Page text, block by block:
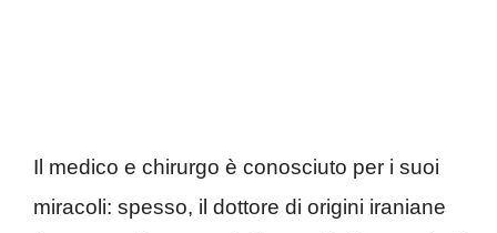
Il medico e chirurgo è conosciuto per i suoi
miracoli: spesso, il dottore di origini iraniane